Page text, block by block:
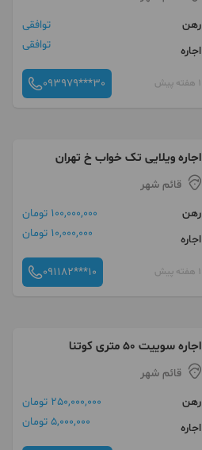
رهن
توافقی
اجاره
توافقی
1 هفته پیش 093979***30
اجاره ویلایی تک خواب خ تهران
قائم شهر
رهن
100,000,000 تومان
اجاره
10,000,000 تومان
1 هفته پیش 091182***10
اجاره سوییت ۵۰ متری کوتنا
قائم شهر
رهن
250,000,000 تومان
اجاره
5,000,000 تومان